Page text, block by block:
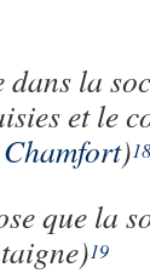
la
et le
)18
que la
19